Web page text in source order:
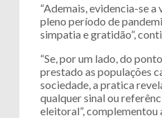
“Ademais, evidencia-se
pleno período de
simpatia e gratidão”,
“Se, por um lado, do
prestado as populações
sociedade, a pratica
qualquer sinal ou
eleitoral”, complementou